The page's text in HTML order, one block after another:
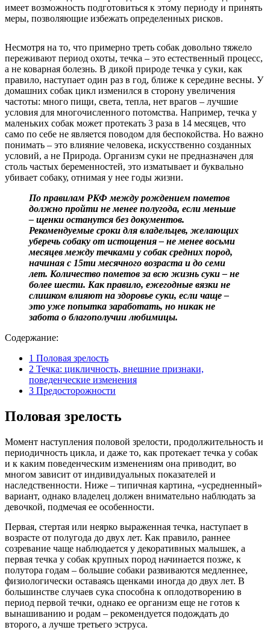
имеет возможность подготовиться к этому периоду и принять
меры, позволяющие избежать определенных рисков.
Несмотря на то, что примерно треть собак довольно тяжело
переживают период охоты, течка – это естественный процесс,
а не коварная болезнь. В дикой природе течка у суки, как
правило, наступает один раз в год, ближе к середине весны. У
домашних собак цикл изменился в сторону увеличения
частоты: много пищи, света, тепла, нет врагов – лучшие
условия для многочисленного потомства. Например, течка у
маленьких собак может протекать 3 раза в 14 месяцев, что
само по себе не является поводом для беспокойства. Но важно
понимать – это влияние человека, искусственно созданных
условий, а не Природа. Организм суки не предназначен для
столь частых беременностей, это изматывает и буквально
убивает собаку, отнимая у нее годы жизни.
По правилам РКФ между рождением пометов
должно пройти не менее полугода, если меньше
– щенки останутся без документов.
Рекомендуемые сроки для владельцев, желающих
уберечь собаку от истощения – не менее восьми
месяцев между течками у собак средних пород,
начиная с 15ти месячного возраста и до семи
лет. Количество пометов за всю жизнь суки – не
более шести. Как правило, ежегодные вязки не
слишком влияют на здоровье суки, если чаще –
это уже попытка заработать, но никак не
забота о благополучии любимицы.
Содержание:
1 Половая зрелость
2 Течка: цикличность, внешние признаки,
поведенческие изменения
3 Предосторожности
Половая зрелость
Момент наступления половой зрелости, продолжительность и
периодичность цикла, и даже то, как протекает течка у собак
и к каким поведенческим изменениям она приводит, во
многом зависит от индивидуальных показателей и
наследственности. Ниже – типичная картина, «усредненный»
вариант, однако владелец должен внимательно наблюдать за
девочкой, подмечая ее особенности.
Первая, стертая или неярко выраженная течка, наступает в
возрасте от полугода до двух лет. Как правило, раннее
созревание чаще наблюдается у декоративных малышек, а
первая течка у собак крупных пород начинается позже, к
полутора годам – большие собаки развиваются медленнее,
физиологически оставаясь щенками иногда до двух лет. В
большинстве случаев сука способна к оплодотворению в
период первой течки, однако ее организм еще не готов к
вынашиванию и родам – рекомендуется подождать до
второго, а лучше третьего эструса.